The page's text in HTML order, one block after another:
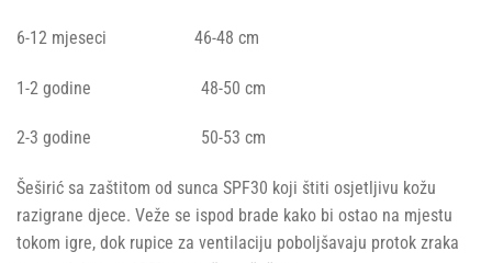
6-12 mjeseci 46-48 cm
1-2 godine 48-50 cm
2-3 godine 50-53 cm
Šeširić sa zaštitom od sunca SPF30 koji štiti osjetljivu kožu
razigrane djece. Veže se ispod brade kako bi ostao na mjestu
tokom igre, dok rupice za ventilaciju poboljšavaju protok zraka